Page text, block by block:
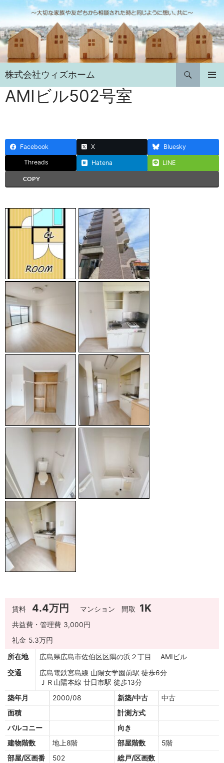
ン
テ
ン
ツ
へ
ス
キ
ッ
株式会社ウィズホーム
検
索
AMIビル502号室
Facebook X Bluesky
Threads Hatena LINE
COPY
賃料 4.4万円 マンション 間取 1K
共益費・管理費 3,000円
礼金 5.3万円
所在地
広島県広島市佐伯区区隅の浜２丁目 AMIビル
交通
広島電鉄宮島線 山陽女学園前駅 徒歩6分
ＪＲ山陽本線 廿日市駅 徒歩13分
築年月
2000/08 新築/中古
中古
面積
計測方式
バルコニー
向き
建物階数
地上8階 部屋階数
5階
部屋/区画番
502 総戸/区画数